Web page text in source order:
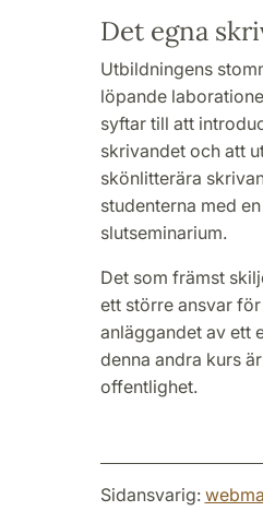
Det egna
Utbildningens
löpande
syftar till att
skrivandet och att
skönlitterära
studenterna med
slutseminarium.
Det som främst
ett större ansvar
anläggandet av ett
denna andra kurs
offentlighet.
Sidansvarig: